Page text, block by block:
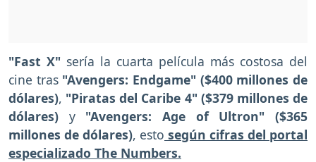
"Fast X" sería la cuarta película más costosa del
cine tras "Avengers: Endgame" ($400 millones de
dólares), "Piratas del Caribe 4" ($379 millones de
dólares) y "Avengers: Age of Ultron" ($365
millones de dólares), esto según cifras del portal
especializado The Numbers.